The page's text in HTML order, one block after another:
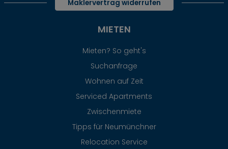
Maklervertrag widerrufen
MIETEN
Mieten? So geht's
Suchanfrage
Wohnen auf Zeit
Serviced Apartments
Zwischenmiete
Tipps für Neumünchner
Relocation Service